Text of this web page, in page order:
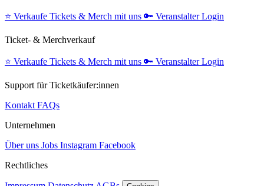
⭐️ Verkaufe Tickets & Merch mit uns 🔑 Veranstalter Login
Ticket- & Merchverkauf
⭐️ Verkaufe Tickets & Merch mit uns 🔑 Veranstalter Login
Support für Ticketkäufer:innen
Kontakt FAQs
Unternehmen
Über uns Jobs Instagram Facebook
Rechtliches